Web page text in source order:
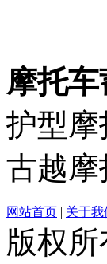
摩托
护型
古越
网站首页 | 关于我
版权